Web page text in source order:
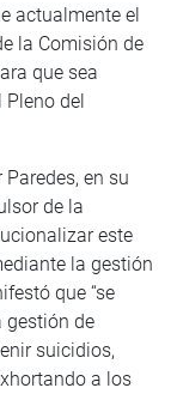
actualmente el
la Comisión de
que sea
del
en su
de la
este
la gestión
que “se
gestión de
suicidios,
a los